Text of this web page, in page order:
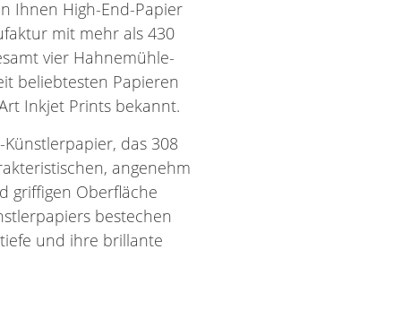
Ihnen High-End-Papier
mit mehr als 430
vier Hahnemühle-
beliebtesten Papieren
Inkjet Prints bekannt.
das 308
angenehm
griffigen Oberfläche
bestechen
und ihre brillante